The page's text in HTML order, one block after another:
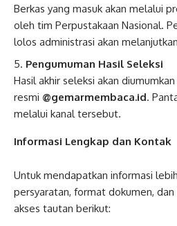
Berkas yang masuk akan melalui
oleh tim Perpustakaan Nasional.
lolos administrasi akan
Pengumuman Hasil Seleksi
Hasil akhir seleksi akan
resmi @gemarmembaca.id.
melalui kanal tersebut.
Informasi Lengkap dan Kontak
Untuk mendapatkan informasi
persyaratan, format dokumen,
akses tautan berikut: